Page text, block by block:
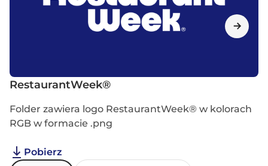
RestaurantWeek®
Folder zawiera logo RestaurantWeek® w kolorach
RGB w formacie .png
Pobierz